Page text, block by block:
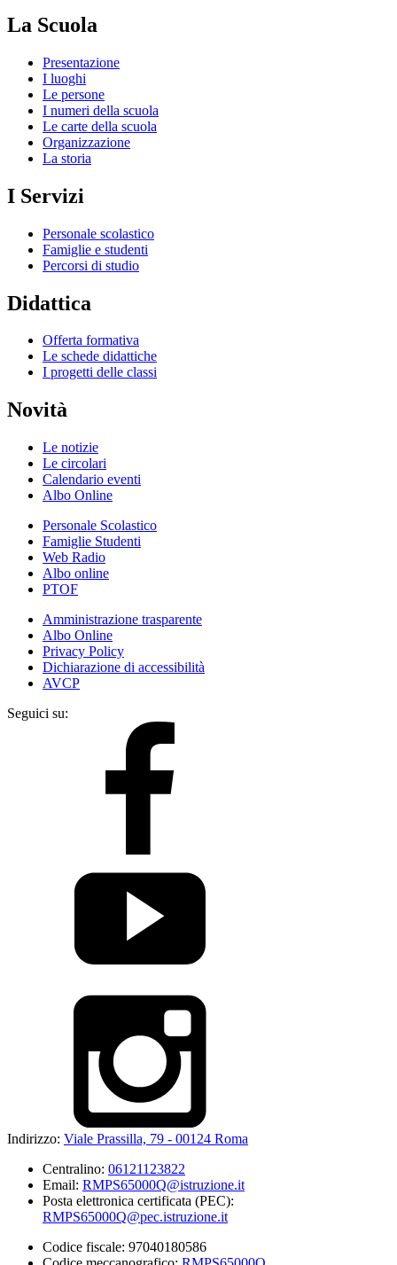
La Scuola
Presentazione
I luoghi
Le persone
I numeri della scuola
Le carte della scuola
Organizzazione
La storia
I Servizi
Personale scolastico
Famiglie e studenti
Percorsi di studio
Didattica
Offerta formativa
Le schede didattiche
I progetti delle classi
Novità
Le notizie
Le circolari
Calendario eventi
Albo Online
Personale Scolastico
Famiglie Studenti
Web Radio
Albo online
PTOF
Amministrazione trasparente
Albo Online
Privacy Policy
Dichiarazione di accessibilità
AVCP
Seguici su:
Indirizzo: Viale Prassilla, 79 - 00124 Roma
Centralino: 06121123822
Email: RMPS65000Q@istruzione.it
Posta elettronica certificata (PEC):
RMPS65000Q@pec.istruzione.it
Codice fiscale: 97040180586